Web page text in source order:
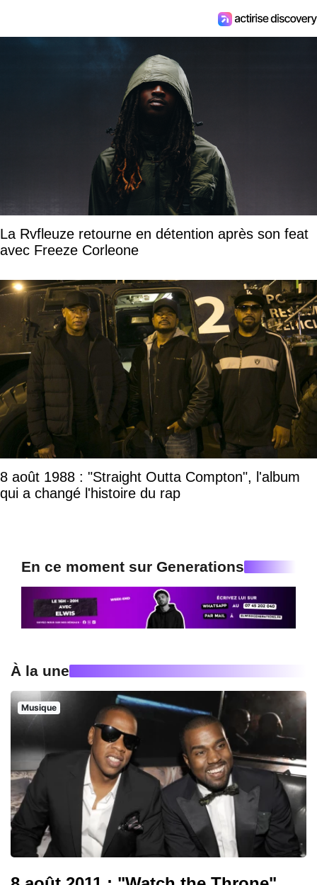
La Rvfleuze retourne en détention après son feat
avec Freeze Corleone
8 août 1988 : "Straight Outta Compton", l'album
qui a changé l'histoire du rap
En ce moment sur Generations
À la une
Musique